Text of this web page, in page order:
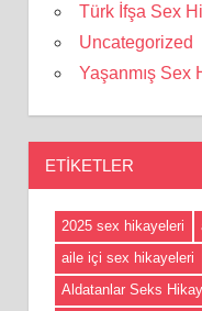
Türk İfşa Sex
Uncategorized
Yaşanmış Sex
ETIKETLER
2025 sex hikayeleri
aile içi sex hikayeleri
Aldatanlar Seks